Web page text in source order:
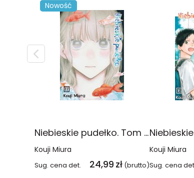
Nowość
Niebieskie pudełko. Tom 17
Kouji Miura
Sug. cena det. 24,99 zł (brutto)
Kouji Miura
Sug. cena